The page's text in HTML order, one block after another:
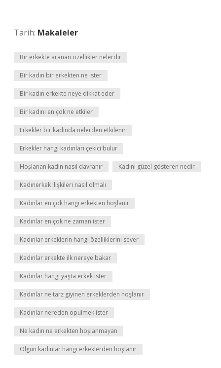
Tarih: Makaleler
Bir erkekte aranan özellikler nelerdir
Bir kadın bir erkekten ne ister
Bir kadın erkekte neye dikkat eder
Bir kadını en çok ne etkiler
Erkekler bir kadında nelerden etkilenir
Erkekler hangi kadınları çekici bulur
Hoşlanan kadın nasıl davranır Kadini güzel gösteren nedir
Kadınerkek ilişkileri nasıl olmalı
Kadınlar en çok hangi erkekten hoşlanır
Kadınlar en çok ne zaman ister
Kadınlar erkeklerin hangi özelliklerini sever
Kadınlar erkekte ilk nereye bakar
Kadınlar hangi yaşta erkek ister
Kadınlar ne tarz giyinen erkeklerden hoşlanır
Kadınlar nereden opulmek ister
Ne kadın ne erkekten hoşlanmayan
Olgun kadınlar hangi erkeklerden hoşlanır